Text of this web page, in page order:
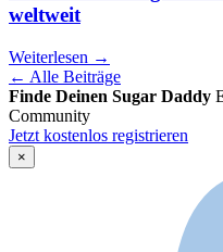
weltweit
Weiterlesen →
← Alle Beiträge
Finde Deinen Sugar Daddy
Community
Jetzt kostenlos registrieren
×